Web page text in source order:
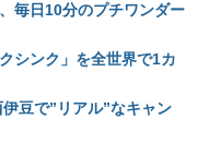
毎日10分のプチワンダー
シンク」を全世界で1カ
豆で”リアル”なキャン